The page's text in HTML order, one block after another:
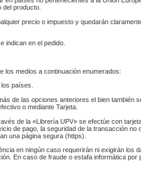
producto.
precio o impuesto y quedarán
indican en el pedido.
los medios a continuación enumerados:
países.
de las opciones anteriores el bien
o mediante Tarjeta.
de la «Librería UPV» se efectúe con
de pago, la seguridad de la transacción
una página segura (https).
en ningún caso requerirán ni exigirán
En caso de fraude o estafa informática